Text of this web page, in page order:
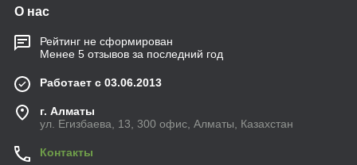
О нас
Рейтинг не сформирован
Менее 5 отзывов за последний год
Работает с 03.06.2013
г. Алматы
ул. Егизбаева, 13, 300 офис, Алматы, Казахстан
Контакты